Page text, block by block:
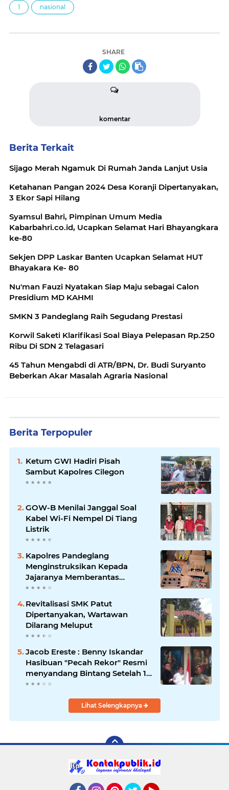
1 nasional
SHARE
komentar
Berita Terkait
Sijago Merah Ngamuk Di Rumah Janda Lanjut Usia
Ketahanan Pangan 2024 Desa Koranji Dipertanyakan,
3 Ekor Sapi Hilang
Syamsul Bahri, Pimpinan Umum Media
Kabarbahri.co.id, Ucapkan Selamat Hari Bhayangkara
ke-80
Sekjen DPP Laskar Banten Ucapkan Selamat HUT
Bhayakara Ke- 80
Nu'man Fauzi Nyatakan Siap Maju sebagai Calon
Presidium MD KAHMI
SMKN 3 Pandeglang Raih Segudang Prestasi
Korwil Saketi Klarifikasi Soal Biaya Pelepasan Rp.250
Ribu Di SDN 2 Telagasari
45 Tahun Mengabdi di ATR/BPN, Dr. Budi Suryanto
Beberkan Akar Masalah Agraria Nasional
Berita Terpopuler
Ketum GWI Hadiri Pisah
Sambut Kapolres Cilegon
GOW-B Menilai Janggal Soal
Kabel Wi-Fi Nempel Di Tiang
Listrik
Kapolres Pandeglang
Menginstruksikan Kepada
Jajaranya Memberantas
Peredaran Miras
Revitalisasi SMK Patut
Dipertanyakan, Wartawan
Dilarang Meluput
Jacob Ereste : Benny Iskandar
Hasibuan "Pecah Rekor" Resmi
menyandang Bintang Setelah 14
Tahun Ngejokrok Berpangjat
Lihat Selengkapnya